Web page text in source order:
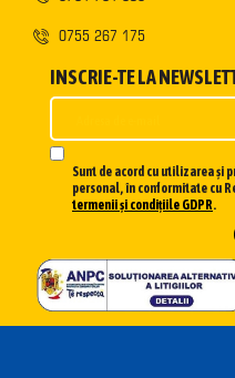
0755 267 175
INSCRIE-TE LA
Sunt de acord cu utilizarea și
personal, în conformitate cu
termenii și condițiile GDPR.